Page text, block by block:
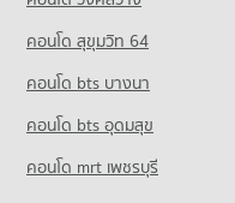
คอนโดให้เช่า รร.ราชนันทาจาร
มีคอนโดให้เช่า 10,016 ประกาศ
ขายคอนโด รร.ราชนันทาจารย์
คอนโด รร.สามเสนวิทยาลัย
คอนโด บางลำภู(บางโพ)
คอนโดให้เช่า บางลำภู(บางโพ)
มีคอนโดให้เช่า 9,118 ประกาศ
คอนโด สุขุมวิท 64
คอนโด bts บางนา
คอนโด bts อุดมสุข
คอนโด mrt เพชรบุรี